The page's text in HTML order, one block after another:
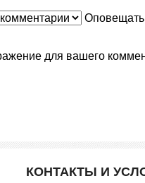
Оповещать
для вашего
КОНТАКТЫ И